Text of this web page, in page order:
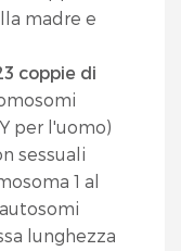
madre e
coppie di
per l'uomo)
sessuali
1 al
lunghezza